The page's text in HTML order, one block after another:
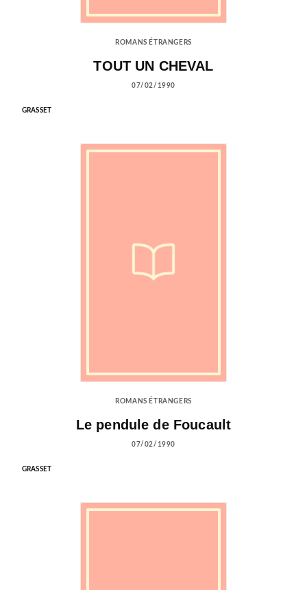
ROMANS ÉTRANGERS
TOUT UN CHEVAL
07/02/1990
GRASSET
ROMANS ÉTRANGERS
Le pendule de Foucault
07/02/1990
GRASSET